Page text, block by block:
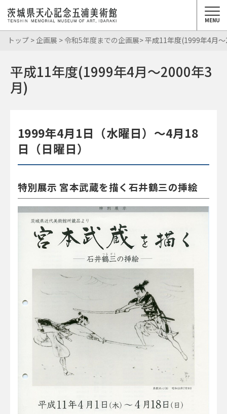
MENU
トップ > 企画展 >令和5年度までの企画展> 平成11年度(1999年4月
平成11年度(1999年4月～2000年3
月)
1999年4月1日（水曜日）～4月18
日（日曜日）
特別展示 宮本武蔵を描く石井鶴三の挿絵